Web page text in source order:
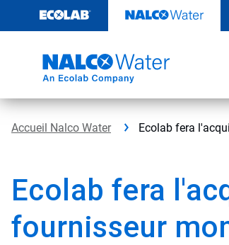
contenu​​​​​​​
Accueil Nalco Water Ecolab fera
Ecolab fera
fournisseur